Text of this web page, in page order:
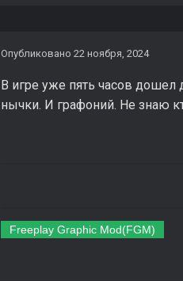
Опубликовано 22 ноября, 2024
В игре уже пять часов дошел
нычки. И графоний. Не знаю
Freeplay Graphic Mod(FGM)